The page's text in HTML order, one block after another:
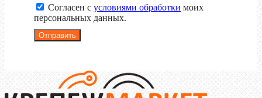
Согласен с условиями обработки моих
персональных данных.
Отправить